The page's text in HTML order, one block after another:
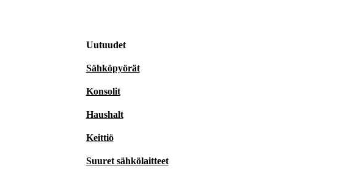
Uutuudet
Sähköpyörät
Konsolit
Haushalt
Keittiö
Suuret sähkölaitteet